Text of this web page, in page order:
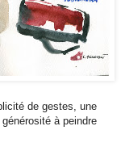
de gestes, une
à peindre